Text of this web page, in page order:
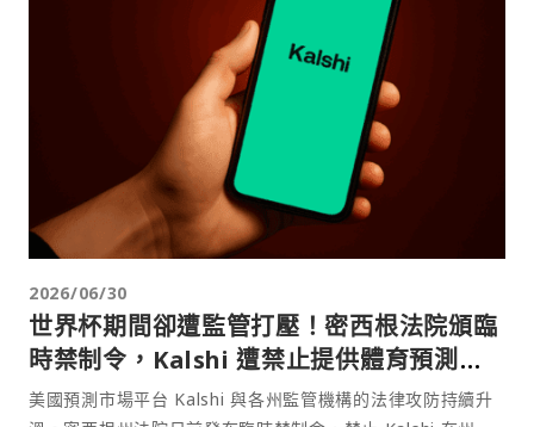
2026/06/30
世界杯期間卻遭監管打壓！密西根法院頒臨
時禁制令，Kalshi 遭禁止提供體育預測合
約
美國預測市場平台 Kalshi 與各州監管機構的法律攻防持續升